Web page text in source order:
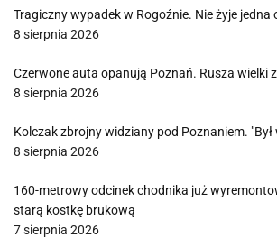
Tragiczny wypadek w Rogoźnie. Nie żyje jedna
8 sierpnia 2026
Czerwone auta opanują Poznań. Rusza wielki
8 sierpnia 2026
Kolczak zbrojny widziany pod Poznaniem. "Był
8 sierpnia 2026
160-metrowy odcinek chodnika już
starą kostkę brukową
7 sierpnia 2026